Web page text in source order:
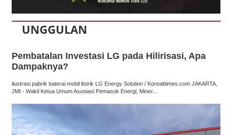
UNGGULAN
Pembatalan Investasi LG pada Hilirisasi, Apa
Dampaknya?
ilustrasi pabrik baterai mobil listrik LG Energy Solution / Koreaittimes.com JAKARTA,
JMI - Wakil Ketua Umum Asosiasi Pemasok Energi, Miner...